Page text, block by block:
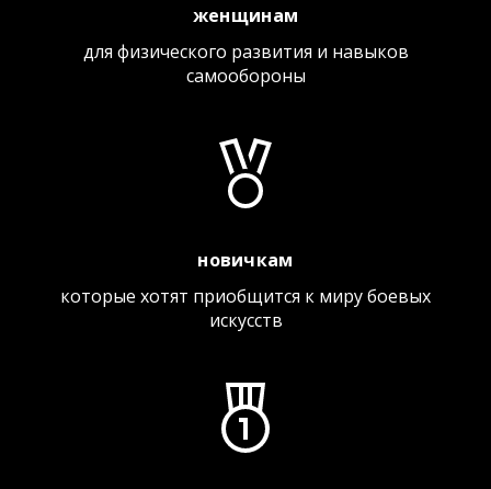
женщинам
для физического развития и навыков
самообороны
новичкам
которые хотят приобщится к миру боевых
искусств